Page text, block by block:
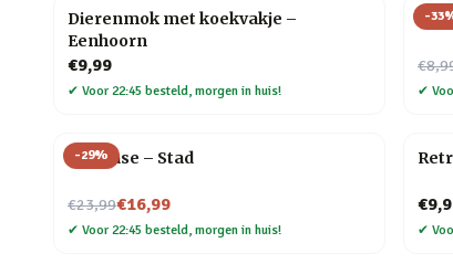
Dierenmok met koekvakje –
Eenhoorn
€9,99
✔ Voor 22:45 besteld, morgen in huis!
-33
Nu
✔
-29%
Flip Vase – Stad
€23,99
Nu voor€16,99
✔ Voor 22:45 besteld, morgen in huis! ✔